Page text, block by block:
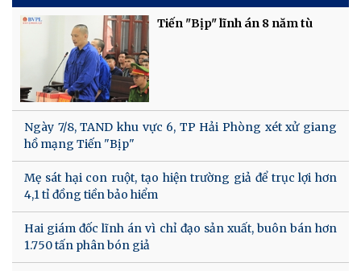
Tiến "Bịp" lĩnh án 8 năm tù
Ngày 7/8, TAND khu vực 6, TP Hải Phòng xét xử giang
hồ mạng Tiến "Bịp"
Mẹ sát hại con ruột, tạo hiện trường giả để trục lợi hơn
4,1 tỉ đồng tiền bảo hiểm
Hai giám đốc lĩnh án vì chỉ đạo sản xuất, buôn bán hơn
1.750 tấn phân bón giả